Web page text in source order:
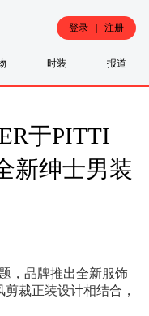
登录 | 注册
时装 报道
于PITTI
新绅士男装
，品牌推出全新服饰
裁正装设计相结合，